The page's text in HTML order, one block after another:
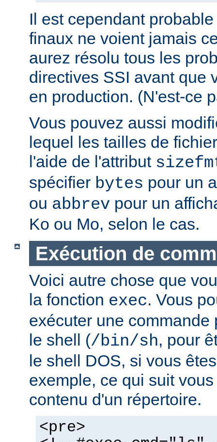
Il est cependant
finaux ne voient jamais
aurez résolu tous les
directives SSI avant que
en production. (N'est-ce
Vous pouvez aussi
lequel les tailles de
l'aide de l'attribut
spécifier bytes pour un
ou abbrev pour un
Ko ou Mo, selon le cas.
Exécution de
Voici autre chose que
la fonction exec. Vous
exécuter une commande
le shell (/bin/sh, pour
le shell DOS, si vous
exemple, ce qui suit
contenu d'un répertoire.
<pre>